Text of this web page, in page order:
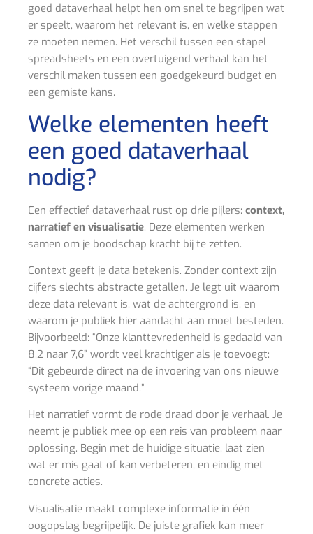
goed dataverhaal helpt hen om snel te begrijpen wat
er speelt, waarom het relevant is, en welke stappen
ze moeten nemen. Het verschil tussen een stapel
spreadsheets en een overtuigend verhaal kan het
verschil maken tussen een goedgekeurd budget en
een gemiste kans.
Welke elementen heeft
een goed dataverhaal
nodig?
Een effectief dataverhaal rust op drie pijlers: context,
narratief en visualisatie. Deze elementen werken
samen om je boodschap kracht bij te zetten.
Context geeft je data betekenis. Zonder context zijn
cijfers slechts abstracte getallen. Je legt uit waarom
deze data relevant is, wat de achtergrond is, en
waarom je publiek hier aandacht aan moet besteden.
Bijvoorbeeld: “Onze klanttevredenheid is gedaald van
8,2 naar 7,6” wordt veel krachtiger als je toevoegt:
“Dit gebeurde direct na de invoering van ons nieuwe
systeem vorige maand.”
Het narratief vormt de rode draad door je verhaal. Je
neemt je publiek mee op een reis van probleem naar
oplossing. Begin met de huidige situatie, laat zien
wat er mis gaat of kan verbeteren, en eindig met
concrete acties.
Visualisatie maakt complexe informatie in één
oogopslag begrijpelijk. De juiste grafiek kan meer